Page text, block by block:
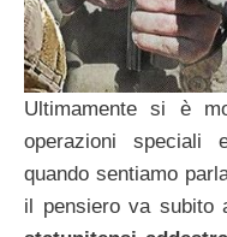
Ultimamente si è
operazioni speciali
quando sentiamo
il pensiero va subito